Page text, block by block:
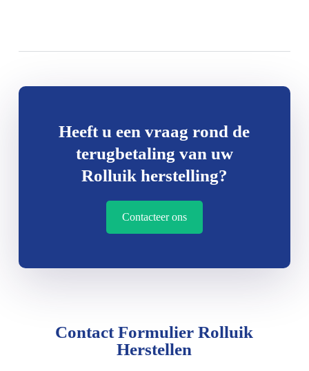
Heeft u een vraag rond de
terugbetaling van uw
Rolluik herstelling?
Contacteer ons
Contact Formulier Rolluik
Herstellen